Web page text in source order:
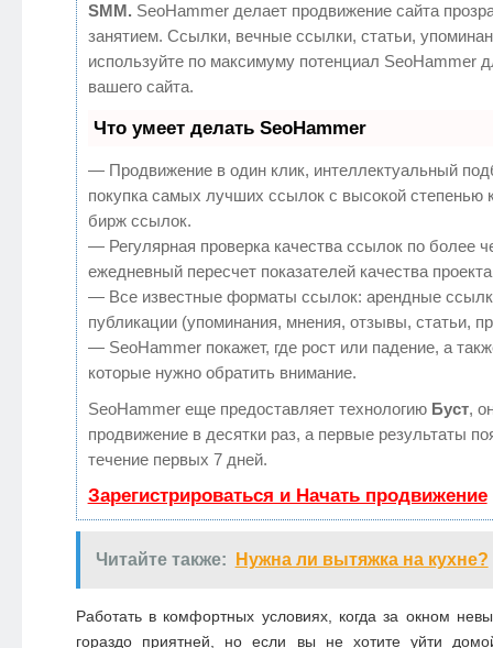
SMM. SeoHammer делает продвижение сайта
занятием. Ссылки, вечные ссылки, статьи,
используйте по максимуму потенциал SeoHammer
вашего сайта.
Что умеет делать SeoHammer
— Продвижение в один клик, интеллектуальный
покупка самых лучших ссылок с высокой степенью
бирж ссылок.
— Регулярная проверка качества ссылок по более
ежедневный пересчет показателей качества
— Все известные форматы ссылок: арендные
публикации (упоминания, мнения, отзывы, статьи,
— SeoHammer покажет, где рост или падение, а
которые нужно обратить внимание.
SeoHammer еще предоставляет технологию Буст,
продвижение в десятки раз, а первые результаты
течение первых 7 дней.
Зарегистрироваться и Начать продвижение
Читайте также: Нужна ли вытяжка на кухне?
Работать в комфортных условиях, когда за окном
гораздо приятней, но если вы не хотите уйти